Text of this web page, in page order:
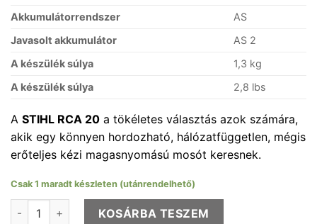
Akkumulátorrendszer
AS
Javasolt akkumulátor
AS 2
A készülék súlya
1,3 kg
A készülék súlya
2,8 lbs
A STIHL RCA 20 a tökéletes választás azok számára,
akik egy könnyen hordozható, hálózatfüggetlen, mégis
erőteljes kézi magasnyomású mosót keresnek.
Csak 1 maradt készleten (utánrendelhető)
STIHL RCA 20 akkumulátoros mosó set (AS2) mennyiség
KOSÁRBA TESZEM